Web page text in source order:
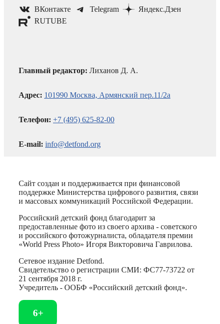
ВКонтакте Telegram
Яндекс.Дзен
RUTUBE
Главный редактор: Лиханов Д. А.
Адрес: 101990 Москва, Армянский пер.11/2а
Телефон: +7 (495) 625-82-00
E-mail: info@detfond.org
Сайт создан и поддерживается при финансовой
поддержке Министерства цифрового развития, связи
и массовых коммуникаций Российской Федерации.
Российский детский фонд благодарит за
предоставленные фото из своего архива - советского
и российского фотожурналиста, обладателя премии
«World Press Photo» Игоря Викторовича Гаврилова.
Сетевое издание Detfond.
Свидетельство о регистрации СМИ: ФС77-73722 от
21 сентября 2018 г.
Учредитель - ООБФ «Российский детский фонд».
6+